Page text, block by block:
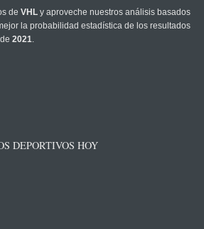
de VHLy aproveche nuestros análisis basados
la probabilidad estadística de los resultados
2021.
DEPORTIVOS HOY